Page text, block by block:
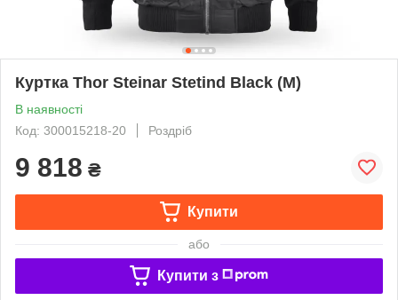
Куртка Thor Steinar Stetind Black (M)
В наявності
Код: 300015218-20
Роздріб
9 818 ₴
Купити
або
Купити з